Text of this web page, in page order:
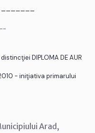
DIPLOMA DE AUR
- iniţiativa primarului
Arad,